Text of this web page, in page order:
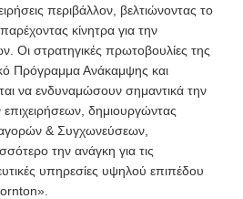
περιβάλλον, βελτιώνοντας το
κίνητρα για την
Οι στρατηγικές πρωτοβουλίες της
Πρόγραμμα Ανάκαμψης και
να ενδυναμώσουν σημαντικά την
δημιουργώντας
& Συγχωνεύσεων,
την ανάγκη για τις
υπηρεσίες υψηλού επιπέδου